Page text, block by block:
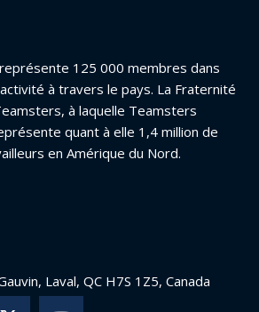
125 000 membres dans
à travers le pays. La Fraternité
à laquelle Teamsters
quant à elle 1,4 million de
en Amérique du Nord.
Laval, QC H7S 1Z5, Canada